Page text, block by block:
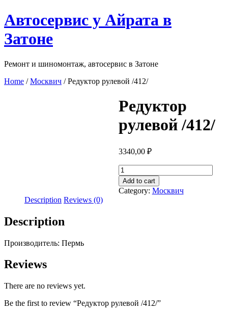
Перейти
к
содержимому
Автосервис у Айрата в
Затоне
Ремонт и шиномонтаж, автосервис в Затоне
Home /Москвич / Редуктор рулевой /412/
Редуктор
рулевой /412/
3340,00 ₽
Редуктор
рулевой
/412/
quantity
Add to cart
Category: Москвич
Description Reviews (0)
Description
Производитель: Пермь
Reviews
There are no reviews yet.
Be the first to review “Редуктор рулевой /412/”